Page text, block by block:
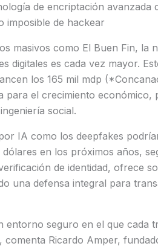
de encriptación avanzada
imposible de hackear
masivos como El Buen Fin, la
digitales es cada vez mayor.
los 165 mil mdp
para el crecimiento económico,
social.
IA como los deepfakes
en los próximos años,
de identidad, ofrece
una defensa integral para
seguro en el que cada
Ricardo Amper,